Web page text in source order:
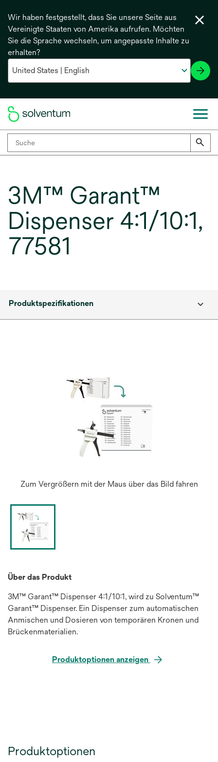
Wir haben festgestellt, dass Sie unsere Seite aus
Vereinigte Staaten von Amerika aufrufen. Möchten
Sie die Sprache wechseln, um angepasste Inhalte zu
erhalten?
3M™ Garant™
Dispenser 4:1/10:1,
77581
Produktspezifikationen
Zum Vergrößern mit der Maus über das Bild fahren
Über das Produkt
3M™ Garant™ Dispenser 4:1/10:1, wird zu Solventum™
Garant™ Dispenser. Ein Dispenser zum automatischen
Anmischen und Dosieren von temporären Kronen und
Brückenmaterialien.
Produktoptionen anzeigen
Produktoptionen